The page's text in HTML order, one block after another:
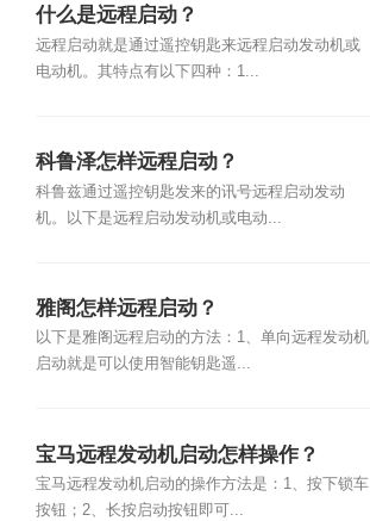
什么是远程启动？
远程启动就是通过遥控钥匙来远程启动发动机或
电动机。其特点有以下四种：1...
科鲁泽怎样远程启动？
科鲁兹通过遥控钥匙发来的讯号远程启动发动
机。以下是远程启动发动机或电动...
雅阁怎样远程启动？
以下是雅阁远程启动的方法：1、单向远程发动机
启动就是可以使用智能钥匙遥...
宝马远程发动机启动怎样操作？
宝马远程发动机启动的操作方法是：1、按下锁车
按钮；2、长按启动按钮即可...